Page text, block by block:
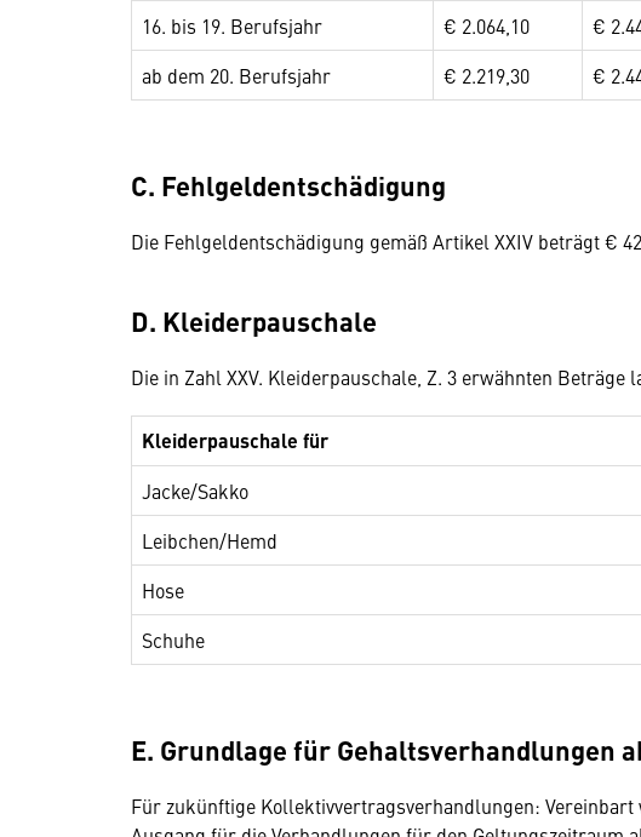
16. bis 19. Berufsjahr
€ 2.064,10 €
ab dem 20. Berufsjahr
€ 2.219,30 €
C. Fehlgeldentschädigung
Die Fehlgeldentschädigung gemäß Artikel XXIV beträgt €
D. Kleiderpauschale
Die in Zahl XXV. Kleiderpauschale, Z. 3 erwähnten Beträge
Kleiderpauschale für
Jacke/Sakko
Leibchen/Hemd
Hose
Schuhe
E. Grundlage für Gehaltsverhandlungen
Für zukünftige Kollektivvertragsverhandlungen: